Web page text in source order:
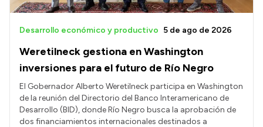
Weretilneck gestiona en Washington
inversiones para el futuro de Río Negro
Desarrollo económico y productivo 5 de ago de 2026
El Gobernador Alberto Weretilneck participa en Washington
de la reunión del Directorio del Banco Interamericano de
Desarrollo (BID), donde Río Negro busca la aprobación de
dos financiamientos internacionales destinados a